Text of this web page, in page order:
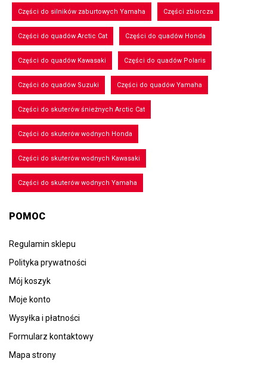
Części do silników zaburtowych Yamaha Części zbiorcza
Części do quadów Arctic Cat Części do quadów Honda
Części do quadów Kawasaki Części do quadów Polaris
Części do quadów Suzuki Części do quadów Yamaha
Części do skuterów śnieżnych Arctic Cat
Części do skuterów wodnych Honda
Części do skuterów wodnych Kawasaki
Części do skuterów wodnych Yamaha
POMOC
Regulamin sklepu
Polityka prywatności
Mój koszyk
Moje konto
Wysyłka i płatności
Formularz kontaktowy
Mapa strony